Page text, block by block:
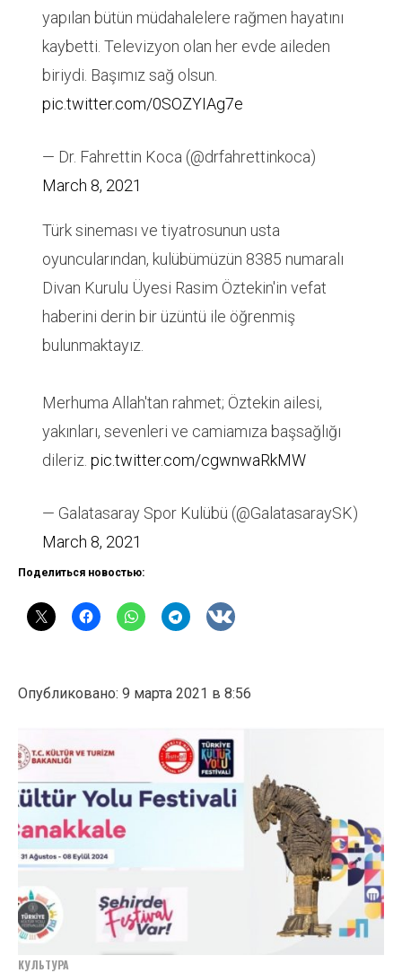
yapılan bütün müdahalelere rağmen hayatını
kaybetti. Televizyon olan her evde aileden
biriydi. Başımız sağ olsun.
pic.twitter.com/0SOZYIAg7e
— Dr. Fahrettin Koca (@drfahrettinkoca)
March 8, 2021
Türk sineması ve tiyatrosunun usta
oyuncularından, kulübümüzün 8385 numaralı
Divan Kurulu Üyesi Rasim Öztekin'in vefat
haberini derin bir üzüntü ile öğrenmiş
bulunmaktayız.
Merhuma Allah'tan rahmet; Öztekin ailesi,
yakınları, sevenleri ve camiamıza başsağlığı
dileriz. pic.twitter.com/cgwnwaRkMW
— Galatasaray Spor Kulübü (@GalatasaraySK)
March 8, 2021
Поделиться новостью:
Опубликовано: 9 марта 2021 в 8:56
КУЛЬТУРА